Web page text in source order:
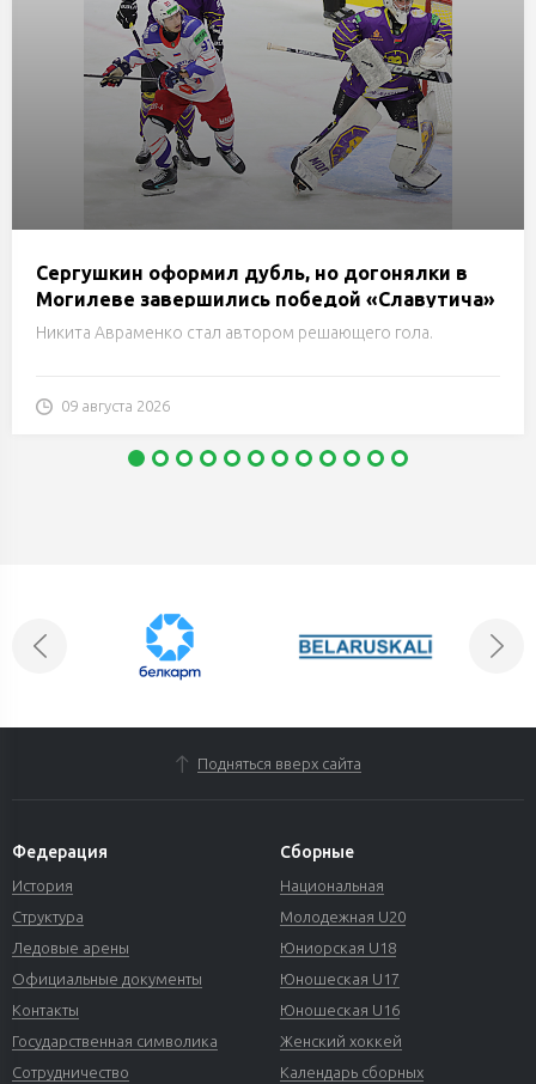
Сергушкин оформил дубль, но догонялки в
Могилеве завершились победой «Славутича»
Никита Авраменко стал автором решающего гола.
09 августа 2026
Подняться вверх сайта
Федерация
История
Структура
Ледовые арены
Официальные документы
Контакты
Государственная символика
Сотрудничество
Сборные
Национальная
Молодежная U20
Юниорская U18
Юношеская U17
Юношеская U16
Женский хоккей
Календарь сборных